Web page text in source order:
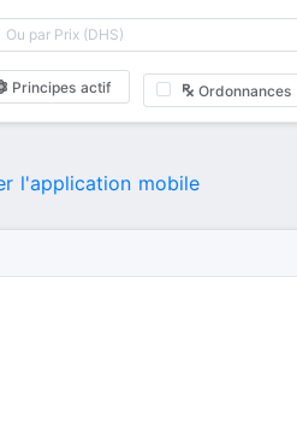
Principes actif Ordonnances
l'application mobile